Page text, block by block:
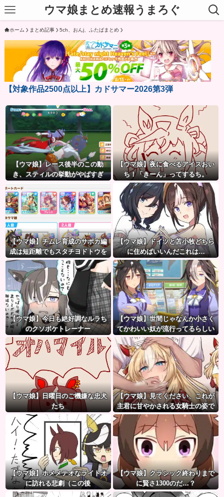
ウマ娘まとめ速報うまろぐ
ホーム まとめ記事 5ch、おんj、ふたばまとめ
【対象作品2500点以上】カドサマー2026第3弾
【ウマ娘】レース後半のこの動
き、スティルの挙動がやばすぎ
【ウマ娘】夜に食べるアイスおい
ち！「きーん」ってするち。
【ウマ娘】チムレ育成のサポカ編
成は短距離でもスタチヨドトウを
編成するってマジ！？ 根性サポカ
を編成していた意味…
【ウマ娘】ドイツと苫小牧どちら
に住めばいいんだこれは…
【ウマ娘】今日も絶好調なルラち
のクソボケトレーナー
【ウマ娘】世間じゃなんか小さく
てかわいい奴が流行ってるらしい
な？
【ウマ娘】日曜日のご機嫌な忠犬
たち
【ウマ娘】見てください、これが
主君に甘やかされる女騎士の姿で
す。
【ウマ娘】ホメメテオなライトオ
に訪れる悲劇（この後
【ウマ娘】クラシック終わりまで
に賢さ1300のだ…？